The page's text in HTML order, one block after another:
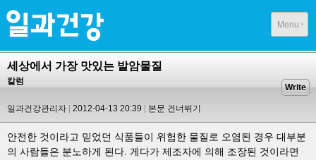
Menu
세상에서 가장 맛있는 발암물질
칼럼
일과건강관리자 2012-04-13 20:39 본문 건너뛰기
Write
안전한 것이라고 믿었던 식품들이 위험한 물질로 오염된 경우 대부분
의 사람들은 분노하게 된다. 게다가 제조자에 의해 조장된 것이라면